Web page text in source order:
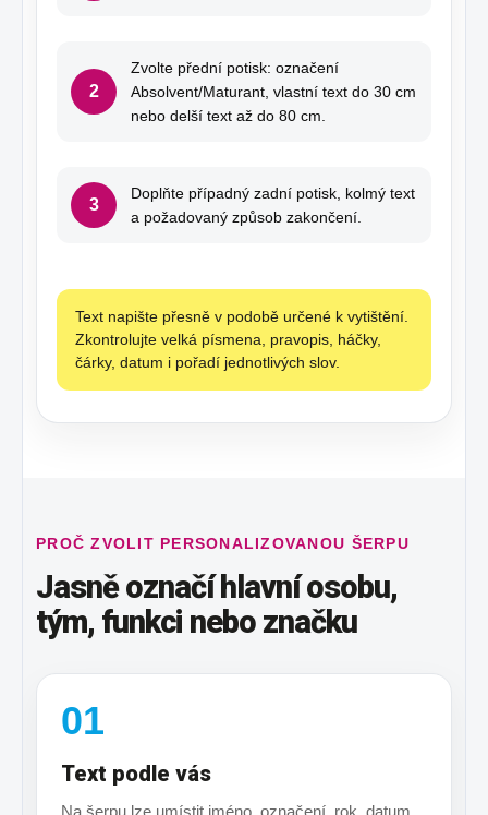
2
Zvolte přední potisk: označení
Absolvent/Maturant, vlastní text do 30 cm
nebo delší text až do 80 cm.
3
Doplňte případný zadní potisk, kolmý text
a požadovaný způsob zakončení.
Text napište přesně v podobě určené k vytištění.
Zkontrolujte velká písmena, pravopis, háčky,
čárky, datum i pořadí jednotlivých slov.
PROČ ZVOLIT PERSONALIZOVANOU ŠERPU
Jasně označí hlavní osobu,
tým, funkci nebo značku
01
Text podle vás
Na šerpu lze umístit jméno, označení, rok, datum,